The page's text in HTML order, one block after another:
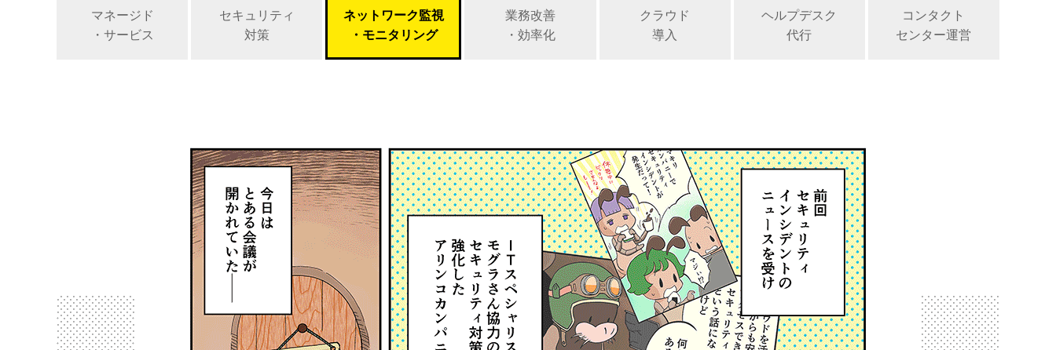
マネージド
・サービス
セキュリティ
対策
ネットワーク監視
・モニタリング
業務改善
・効率化
クラウド
導入
ヘルプデスク
代行
コンタクト
センター運営